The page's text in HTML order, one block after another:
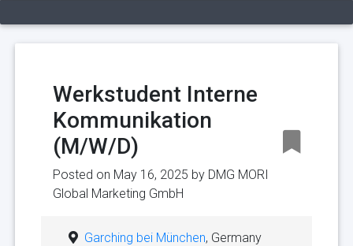
Werkstudent Interne
Kommunikation
(M/W/D)
Posted on May 16, 2025 by DMG MORI
Global Marketing GmbH
Garching bei München, Germany